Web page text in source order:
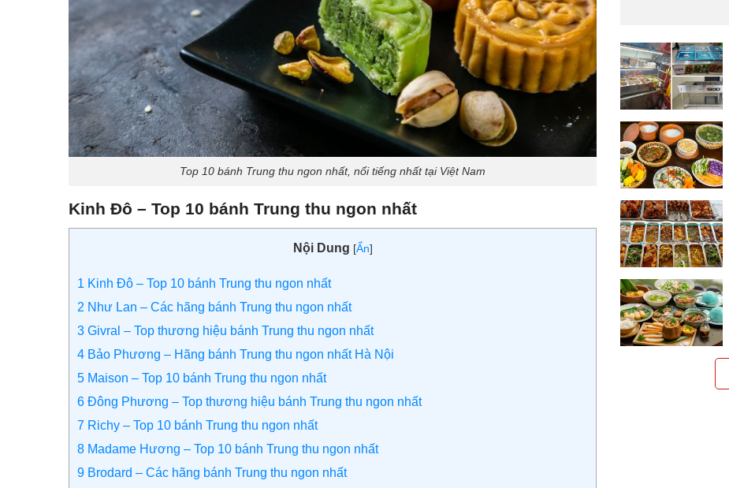
Top 10 bánh Trung thu ngon nhất, nổi tiếng nhất tại Việt Nam
Kinh Đô – Top 10 bánh Trung thu ngon nhất
Nội Dung [Ẩn]
1 Kinh Đô – Top 10 bánh Trung thu ngon nhất
2 Như Lan – Các hãng bánh Trung thu ngon nhất
3 Givral – Top thương hiệu bánh Trung thu ngon nhất
4 Bảo Phương – Hãng bánh Trung thu ngon nhất Hà Nội
5 Maison – Top 10 bánh Trung thu ngon nhất
6 Đông Phương – Top thương hiệu bánh Trung thu ngon nhất
7 Richy – Top 10 bánh Trung thu ngon nhất
8 Madame Hương – Top 10 bánh Trung thu ngon nhất
9 Brodard – Các hãng bánh Trung thu ngon nhất